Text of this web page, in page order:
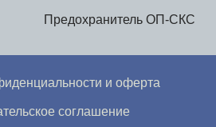
Предохранитель ОП-СКС
и оферта
соглашение